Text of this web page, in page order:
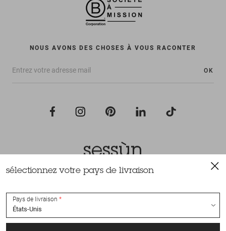
NOUS AVONS DES CHOSES À VOUS RACONTER
OK
Tous droits réservés Sessùn 2022
sélectionnez votre pays de livraison
Pays de livraison